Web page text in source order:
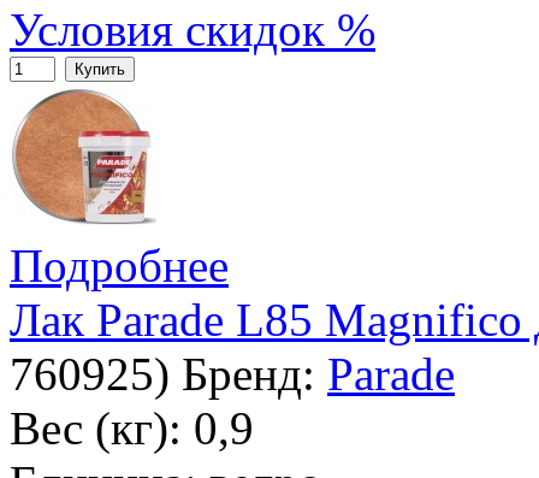
Условия скидок %
Купить
Подробнее
Лак Parade L85 Magnifico
760925) Бренд: Parade
Вес (кг): 0,9